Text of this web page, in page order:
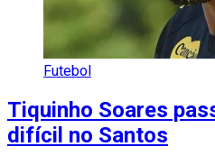
Futebol
Tiquinho Soares
difícil no Santos